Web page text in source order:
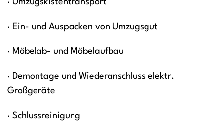
· Umzugskistentransport
· Ein- und Auspacken von Umzugsgut
· Möbelab- und Möbelaufbau
· Demontage und Wiederanschluss elektr.
Großgeräte
· Schlussreinigung